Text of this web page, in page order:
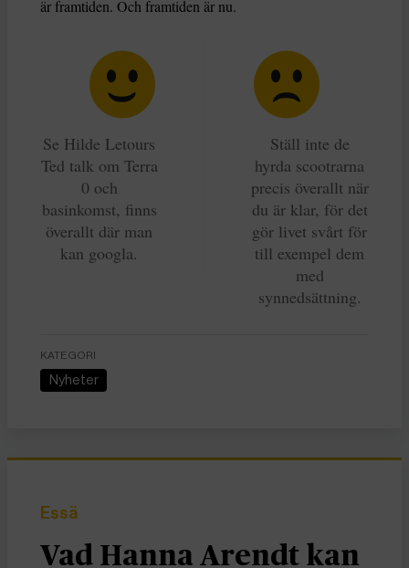
är framtiden. Och framtiden är nu.
Se Hilde Letours
Ted talk om Terra
0 och
basinkomst, finns
överallt där man
kan googla.
Ställ inte de
hyrda scootrarna
precis överallt när
du är klar, för det
gör livet svårt för
till exempel dem
med
synnedsättning.
KATEGORI
Nyheter
Essä
Vad Hanna Arendt kan